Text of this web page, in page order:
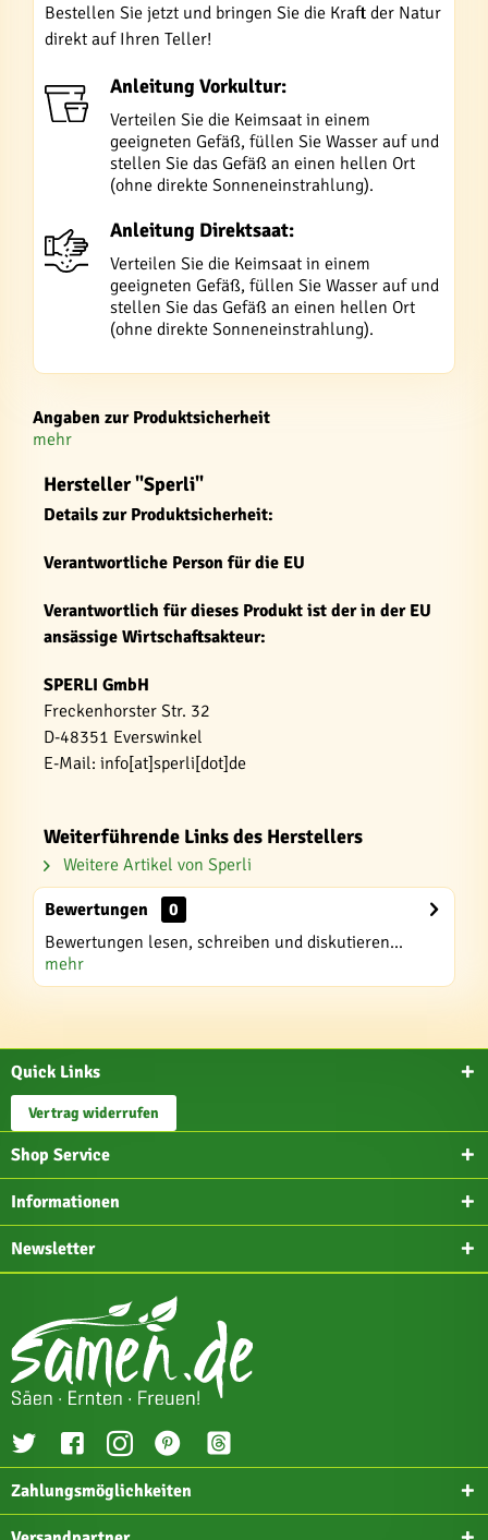
Bestellen Sie jetzt und bringen Sie die Kraft der Natur
direkt auf Ihren Teller!
Anleitung Vorkultur:
Verteilen Sie die Keimsaat in einem
geeigneten Gefäß, füllen Sie Wasser auf und
stellen Sie das Gefäß an einen hellen Ort
(ohne direkte Sonneneinstrahlung).
Anleitung Direktsaat:
Verteilen Sie die Keimsaat in einem
geeigneten Gefäß, füllen Sie Wasser auf und
stellen Sie das Gefäß an einen hellen Ort
(ohne direkte Sonneneinstrahlung).
Angaben zur Produktsicherheit
mehr
Hersteller "Sperli"
Details zur Produktsicherheit:
Verantwortliche Person für die EU
Verantwortlich für dieses Produkt ist der in der EU
ansässige Wirtschaftsakteur:
SPERLI GmbH
Freckenhorster Str. 32
D-48351 Everswinkel
E-Mail: info[at]sperli[dot]de
Weiterführende Links des Herstellers
Weitere Artikel von Sperli
Bewertungen
0
Bewertungen lesen, schreiben und diskutieren...
mehr
Quick Links
Vertrag widerrufen
Shop Service
Informationen
Newsletter
Zahlungsmöglichkeiten